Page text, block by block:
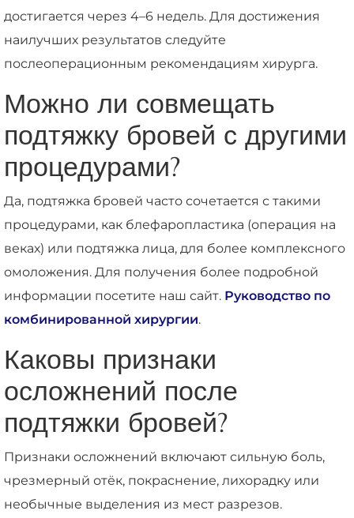
достигается через 4–6 недель. Для достижения
наилучших результатов следуйте
послеоперационным рекомендациям хирурга.
Можно ли совмещать
подтяжку бровей с другими
процедурами?
Да, подтяжка бровей часто сочетается с такими
процедурами, как блефаропластика (операция на
веках) или подтяжка лица, для более комплексного
омоложения. Для получения более подробной
информации посетите наш сайт. Руководство по
комбинированной хирургии.
Каковы признаки
осложнений после
подтяжки бровей?
Признаки осложнений включают сильную боль,
чрезмерный отёк, покраснение, лихорадку или
необычные выделения из мест разрезов.